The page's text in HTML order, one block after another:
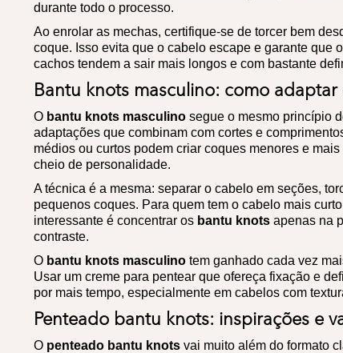
durante todo o processo.
Ao enrolar as mechas, certifique-se de torcer bem
coque. Isso evita que o cabelo escape e garante que
cachos tendem a sair mais longos e com bastante
Bantu knots masculino: como
O bantu knots masculinosegue o mesmo princípio
adaptações que combinam com cortes e
médios ou curtos podem criar coques menores e
cheio de personalidade.
A técnica é a mesma: separar o cabelo em seções,
pequenos coques. Para quem tem o cabelo mais
interessante é concentrar os bantu knotsapenas na
contraste.
O bantu knots masculinotem ganhado cada vez
Usar um creme para pentear que ofereça fixação e
por mais tempo, especialmente em cabelos com
Penteado bantu knots: inspirações e
O penteado bantu knotsvai muito além do formato